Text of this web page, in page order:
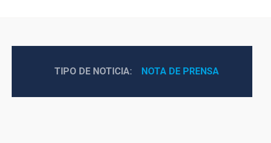
TIPO DE NOTICIA NOTA DE PRENSA